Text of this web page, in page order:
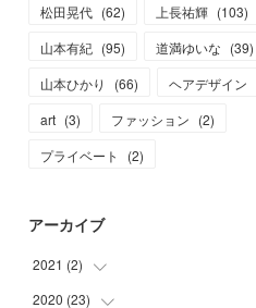
松田晃代 (62) 上長祐輝 (103)
山本有紀 (95) 道満ゆいな (39)
山本ひかり
(66) ヘアデザイン
art (3) ファッション (2)
プライベート
(2)
アーカイブ
2021 (2)
(2
2020 (23)